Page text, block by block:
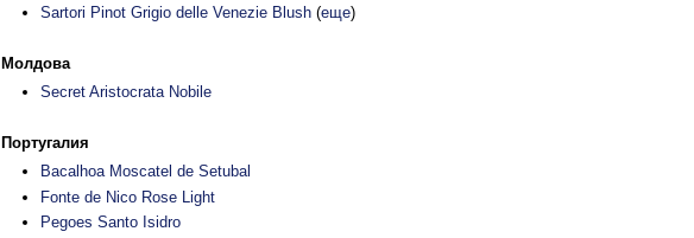
Sartori Pinot Grigio delle Venezie Blush (еще)
Молдова
Secret Aristocrata Nobile
Португалия
Bacalhoa Moscatel de Setubal
Fonte de Nico Rose Light
Pegoes Santo Isidro